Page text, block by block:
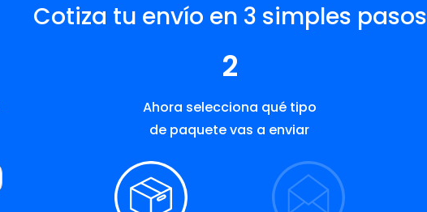
Cotiza tu envío en 3 simples pasos
2
Ahora selecciona qué tipo
de paquete vas a enviar